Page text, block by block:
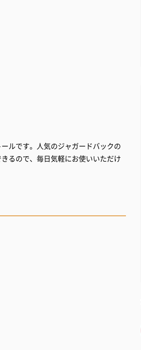
ルです。人気のジャガードバックの
るので、毎日気軽にお使いいただけ